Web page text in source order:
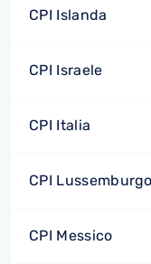
CPI Islanda
CPI Israele
CPI Italia
CPI Lussemburgo
CPI Messico